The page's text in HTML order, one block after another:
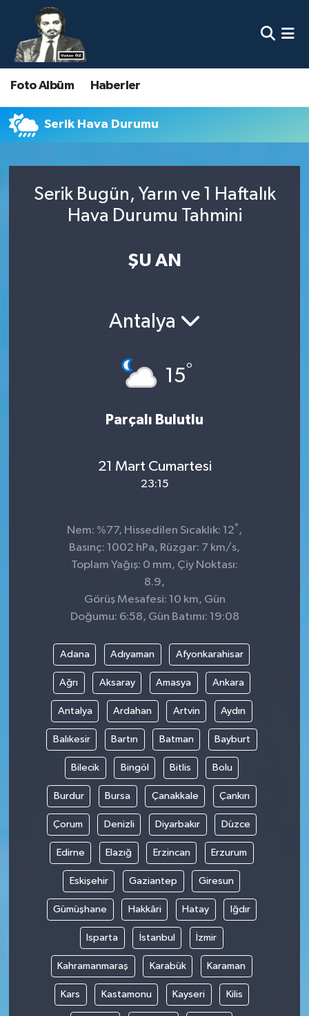
Foto Albüm Haberler
Serik Hava Durumu
Serik Bugün, Yarın ve 1 Haftalık
Hava Durumu Tahmini
ŞU AN
Antalya
15°
Parçalı Bulutlu
21 Mart Cumartesi
23:15
Nem: %77, Hissedilen Sıcaklık: 12° ,
Basınç: 1002 hPa, Rüzgar: 7 km/s,
Toplam Yağış: 0 mm, Çiy Noktası:
8.9,
Görüş Mesafesi: 10 km, Gün
Doğumu: 6:58, Gün Batımı: 19:08
Adana Adıyaman Afyonkarahisar
Ağrı Aksaray Amasya Ankara
Antalya Ardahan Artvin Aydın
Balıkesir Bartın Batman Bayburt
Bilecik Bingöl Bitlis Bolu
Burdur Bursa Çanakkale Çankırı
Çorum Denizli Diyarbakır Düzce
Edirne Elazığ Erzincan Erzurum
Eskişehir Gaziantep Giresun
Gümüşhane Hakkâri Hatay Iğdır
Isparta İstanbul İzmir
Kahramanmaraş Karabük Karaman
Kars Kastamonu Kayseri Kilis
Nöbetçi Eczaneler
Hava Durumu
Namaz Vakitleri
Süper Lig Puan Durumu ve Fikstür
Son Dakika Haberleri